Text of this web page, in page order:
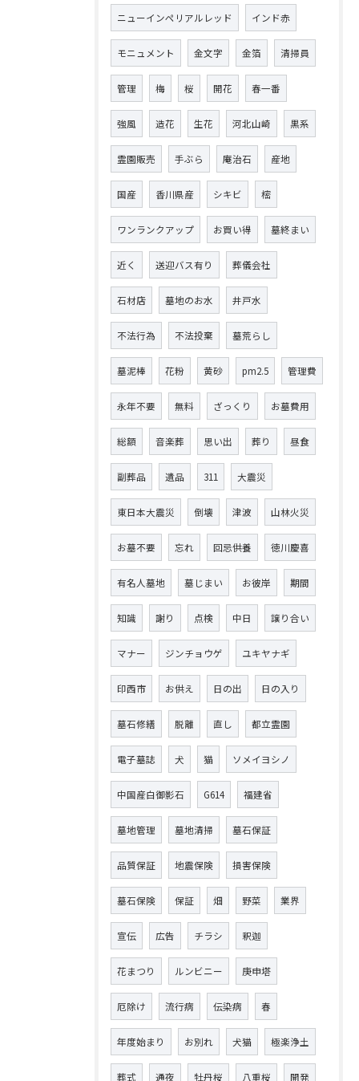
ニューインペリアルレッド インド赤
モニュメント 金文字 金箔 清掃員
管理 梅 桜 開花 春一番
強風 造花 生花 河北山崎 黒系
霊園販売 手ぶら 庵治石 産地
国産 香川県産 シキビ 樒
ワンランクアップ お買い得 墓終まい
近く 送迎バス有り 葬儀会社
石材店 墓地のお水 井戸水
不法行為 不法投棄 墓荒らし
墓泥棒 花粉 黄砂 pm2.5 管理費
永年不要 無料 ざっくり お墓費用
総額 音楽葬 思い出 葬り 昼食
副葬品 遺品 311 大震災
東日本大震災 倒壊 津波 山林火災
お墓不要 忘れ 回忌供養 徳川慶喜
有名人墓地 墓じまい お彼岸 期間
知識 謝り 点検 中日 譲り合い
マナー ジンチョウゲ ユキヤナギ
印西市 お供え 日の出 日の入り
墓石修繕 脱離 直し 都立霊園
電子墓誌 犬 猫 ソメイヨシノ
中国産白御影石 G614 福建省
墓地管理 墓地清掃 墓石保証
品質保証 地震保険 損害保険
墓石保険 保証 畑 野菜 業界
宣伝 広告 チラシ 釈迦
花まつり ルンビニー 庚申塔
厄除け 流行病 伝染病 春
年度始まり お別れ 犬猫 極楽浄土
葬式 通夜 牡丹桜 八重桜 開発